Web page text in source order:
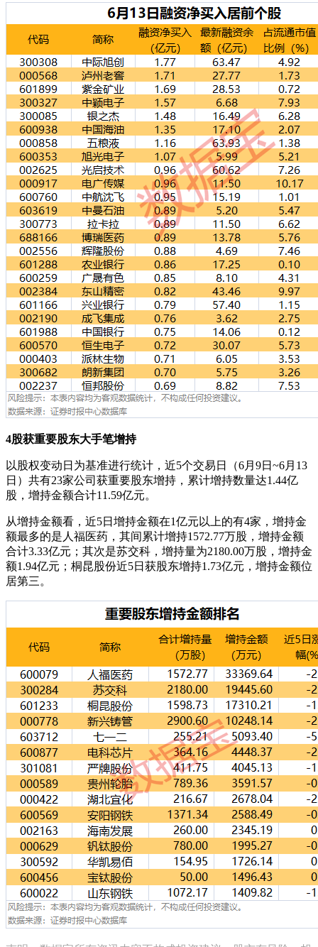
4股获重要股东大手笔增持
以股权变动日为基准进行统计，近5个交易日（6月9日~6月13
日）共有23家公司获重要股东增持，累计增持数量达1.44亿
股，增持金额合计11.59亿元。
从增持金额看，近5日增持金额在1亿元以上的有4家，增持金
额最多的是人福医药，其间累计增持1572.77万股，增持金额
合计3.33亿元；其次是苏交科，增持量为2180.00万股，增持金
额1.94亿元；桐昆股份近5日获股东增持1.73亿元，增持金额位
居第三。